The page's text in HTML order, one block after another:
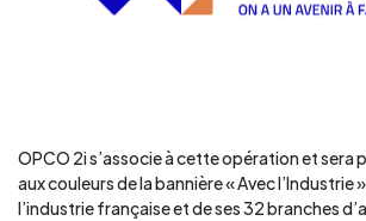
OPCO 2i s’associe à cette opération et sera
aux couleurs de la bannière « Avec
l’industrie française et de ses 32 branches